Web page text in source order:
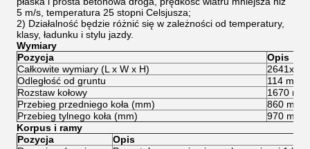
5 m/s, temperatura 25 stopni Celsjusza;
2) Działalność będzie różnić się w zależności od temperatury,
klasy, ładunku i stylu jazdy.
Wymiary
Pozycja
Opis
Całkowite wymiary (L x W x H)
Odległość od gruntu
114 mm
Rozstaw kołowy
1670 mm
Przebieg przedniego koła (mm)
860 mm
Przebieg tylnego koła (mm)
970 mm
Korpus i ramy
Pozycja
Opis